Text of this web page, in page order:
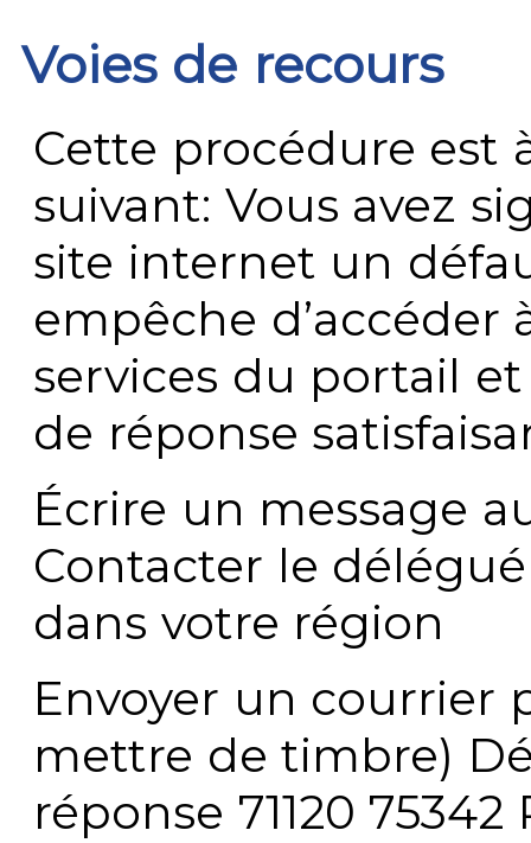
Voies de recours
Cette procédure est
suivant: Vous avez
site internet un
empêche
services du portail
de réponse
Écrire un message
Contacter le
dans votre région
Envoyer un courrier
mettre de timbre)
réponse 71120 75342